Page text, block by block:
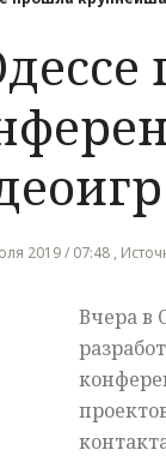
2019 / 07:48 ,
Вчера в